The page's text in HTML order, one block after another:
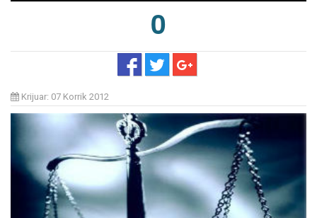
0
Krijuar: 07 Korrik 2012